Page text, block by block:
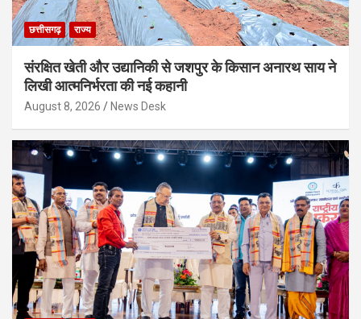
छत्तीसगढ़ राज्य
संरक्षित खेती और उद्यानिकी से जशपुर के किसान अनारथ साय ने
लिखी आत्मनिर्भरता की नई कहानी
August 8, 2026 News Desk